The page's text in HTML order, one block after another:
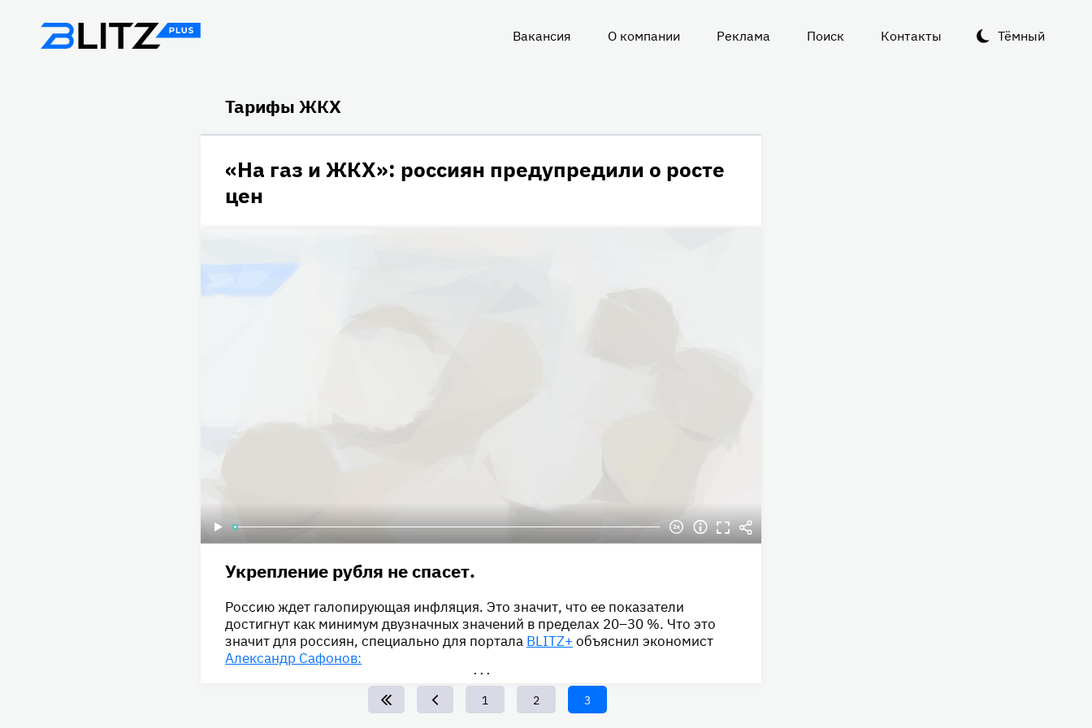
Тёмный
Вакансия О компании Реклама Поиск Контакты
Тарифы ЖКХ
«На газ и ЖКХ»: россиян предупредили о росте
цен
Укрепление рубля не спасет.
Россию ждет галопирующая инфляция. Это значит, что ее показатели
достигнут как минимум двузначных значений в пределах 20–30 %. Что это
значит для россиян, специально для портала BLITZ+ объяснил экономист
Александр Сафонов:
•••
Page
1 Page
2 Текущая
страница
3